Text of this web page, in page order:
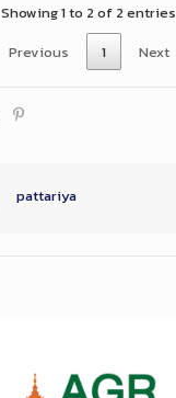
Showing 1 to 2 of 2 entries
Previous
1 Next
pattariya